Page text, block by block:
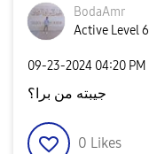
BodaAmr
Active Level 6
‎09-23-2024 04:20 PM
جيبته من برا؟
0 Likes